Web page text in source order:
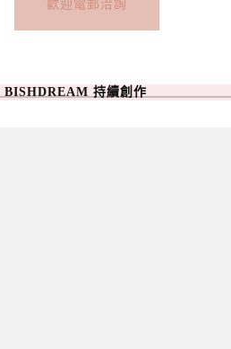
歡迎電郵洽詢
持續創作